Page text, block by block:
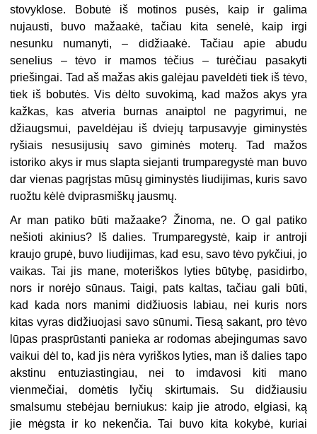
stovyklose. Bobutė iš motinos pusės, kaip ir galima
nujausti, buvo mažaakė, tačiau kita senelė, kaip irgi
nesunku numanyti, – didžiaakė. Tačiau apie abudu
senelius – tėvo ir mamos tėčius – turėčiau pasakyti
priešingai. Tad aš mažas akis galėjau paveldėti tiek iš tėvo,
tiek iš bobutės. Vis dėlto suvokimą, kad mažos akys yra
kažkas, kas atveria burnas anaiptol ne pagyrimui, ne
džiaugsmui, paveldėjau iš dviejų tarpusavyje giminystės
ryšiais nesusijusių savo giminės moterų. Tad mažos
istoriko akys ir mus slapta siejanti trumparegystė man buvo
dar vienas pagrįstas mūsų giminystės liudijimas, kuris savo
ruožtu kėlė dviprasmiškų jausmų.
Ar man patiko būti mažaake? Žinoma, ne. O gal patiko
nešioti akinius? Iš dalies. Trumparegystė, kaip ir antroji
kraujo grupė, buvo liudijimas, kad esu, savo tėvo pykčiui, jo
vaikas. Tai jis mane, moteriškos lyties būtybę, pasidirbo,
nors ir norėjo sūnaus. Taigi, pats kaltas, tačiau gali būti,
kad kada nors manimi didžiuosis labiau, nei kuris nors
kitas vyras didžiuojasi savo sūnumi. Tiesą sakant, pro tėvo
lūpas prasprūstanti panieka ar rodomas abejingumas savo
vaikui dėl to, kad jis nėra vyriškos lyties, man iš dalies tapo
akstinu entuziastingiau, nei to imdavosi kiti mano
vienmečiai, domėtis lyčių skirtumais. Su didžiausiu
smalsumu stebėjau berniukus: kaip jie atrodo, elgiasi, ką
jie mėgsta ir ko nekenčia. Tai buvo kita kokybė, kuriai